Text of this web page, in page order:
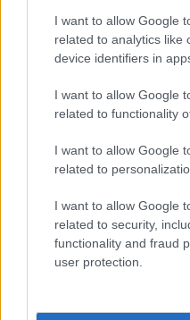
I want to allow Google
related to analytics like
device identifiers in
I want to allow Google
related to functionality
I want to allow Google
related to
I want to allow Google
related to security,
functionality and fraud
user protection.
απαντηθούν πολλά
ερωτήματαπου
πως για να υπάρξει
πρέπει να
διάλογοικαι όλα τα
Τα σχολιά σας
ΕΘΝΟΣ θα παρεμβαίνει και τα